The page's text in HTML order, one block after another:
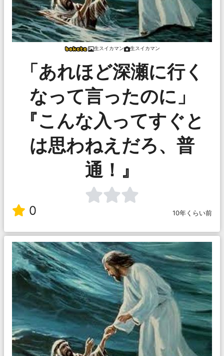
生スイカマン 生スイカマン
「あれほど深瀬に行く
なって言ったのに」
『こんな入ってすぐと
は思わねえだろ、普
通！』
0 10年くらい前